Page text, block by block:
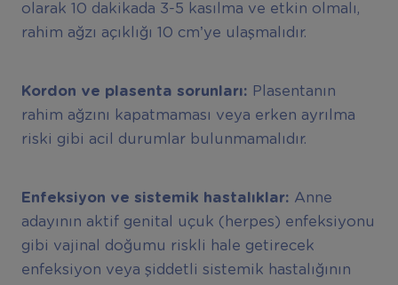
olarak 10 dakikada 3-5 kasılma ve etkin olmalı,
rahim ağzı açıklığı 10 cm’ye ulaşmalıdır.
Kordon ve plasenta sorunları: Plasentanın
rahim ağzını kapatmaması veya erken ayrılma
riski gibi acil durumlar bulunmamalıdır.
Enfeksiyon ve sistemik hastalıklar: Anne
adayının aktif genital uçuk (herpes) enfeksiyonu
gibi vajinal doğumu riskli hale getirecek
enfeksiyon veya şiddetli sistemik hastalığının